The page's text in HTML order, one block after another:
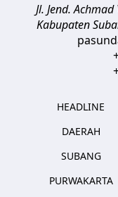
Jl. Jend.
Kabupaten
HEADLINE
DAERAH
SUBANG
PURWAKARTA